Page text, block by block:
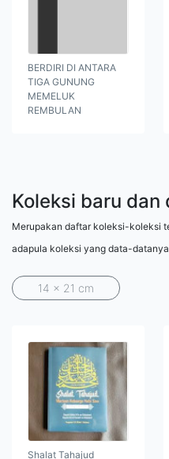
BERDIRI DI ANTARA
TIGA GUNUNG
MEMELUK
REMBULAN
Koleksi baru dan
Merupakan daftar koleksi-koleksi
adapula koleksi yang data-
14 x 21 cm
Shalat Tahajud